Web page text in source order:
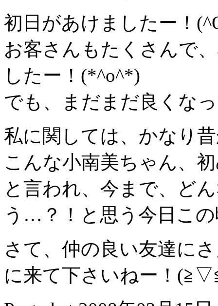
初日があけましたー！
お客さんもたくさんで
したー！(*^o^*)
でも、まだまだ良くな
私に関しては、かなり
こんな小南美ちゃん、
と言われ、今まで、ど
う…？！と思う今日こ
さて、仲の良い友達に
に来て下さいねー！